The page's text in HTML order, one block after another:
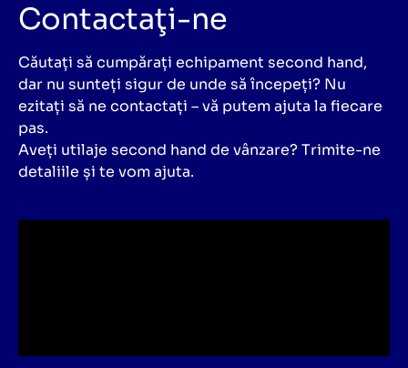
Contactaţi-ne
Căutați să cumpărați echipament second hand,
dar nu sunteți sigur de unde să începeți? Nu
ezitați să ne contactați – vă putem ajuta la fiecare
pas.
Aveți utilaje second hand de vânzare? Trimite-ne
detaliile și te vom ajuta.